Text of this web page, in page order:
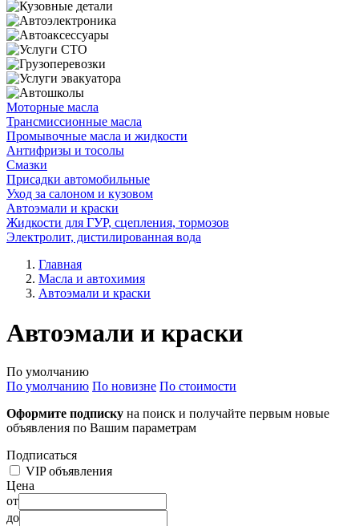
Моторные масла
Трансмиссионные масла
Промывочные масла и жидкости
Антифризы и тосолы
Смазки
Присадки автомобильные
Уход за салоном и кузовом
Автоэмали и краски
Жидкости для ГУР, сцепления, тормозов
Электролит, дистилированная вода
Главная
Масла и автохимия
Автоэмали и краски
Автоэмали и краски
По умолчанию
По умолчанию По новизне По стоимости
Оформите подписку на поиск и получайте первым новые
объявления по Вашим параметрам
Подписаться
VIP объявления
Цена
от
до